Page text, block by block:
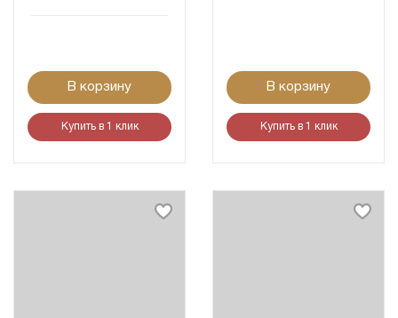
В корзину
Купить в 1 клик
В корзину
Купить в 1 клик